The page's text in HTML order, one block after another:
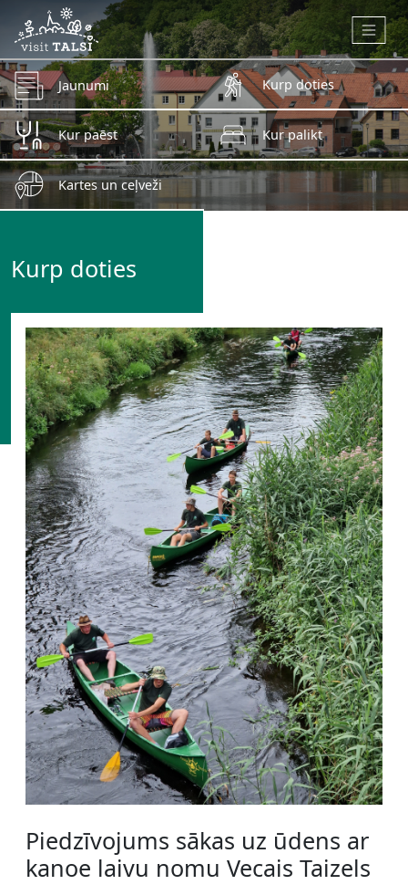
Skip to main content
Jaunumi Kurp doties
Kur paēst Kur palikt
Kartes un ceļveži
Kurp doties
Piedzīvojums sākas uz ūdens ar
kanoe laivu nomu Vecais Taizels